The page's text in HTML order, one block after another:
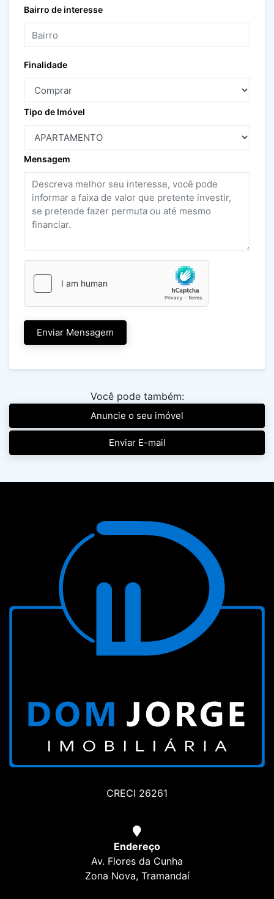
Bairro de interesse
Finalidade
Tipo de Imóvel
Mensagem
Enviar Mensagem
Você pode também:
Anuncie o seu imóvel
Enviar E-mail
CRECI 26261
Endereço
Av. Flores da Cunha
Zona Nova, Tramandaí